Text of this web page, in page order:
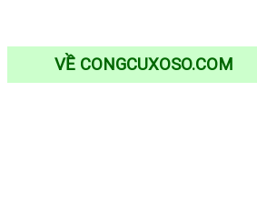
VỀ CONGCUXOSO.COM